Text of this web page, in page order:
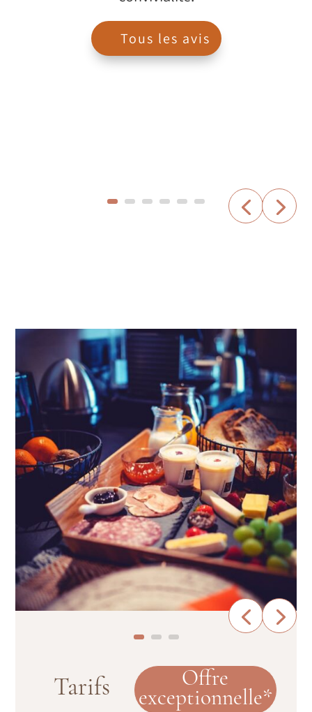
Tous les avis
Tarifs Offre
exceptionnelle*